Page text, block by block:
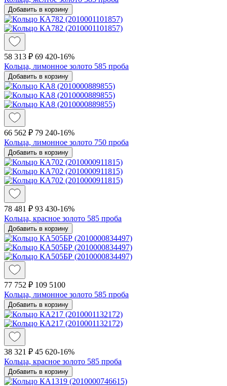
Добавить в корзину
58 313 ₽ 69 420-16%
Кольца, лимонное золото 585 проба
Добавить в корзину
66 562 ₽ 79 240-16%
Кольца, лимонное золото 750 проба
Добавить в корзину
78 481 ₽ 93 430-16%
Кольца, красное золото 585 проба
Добавить в корзину
77 752 ₽ 109 5100
Кольца, лимонное золото 585 проба
Добавить в корзину
38 321 ₽ 45 620-16%
Кольца, красное золото 585 проба
Добавить в корзину